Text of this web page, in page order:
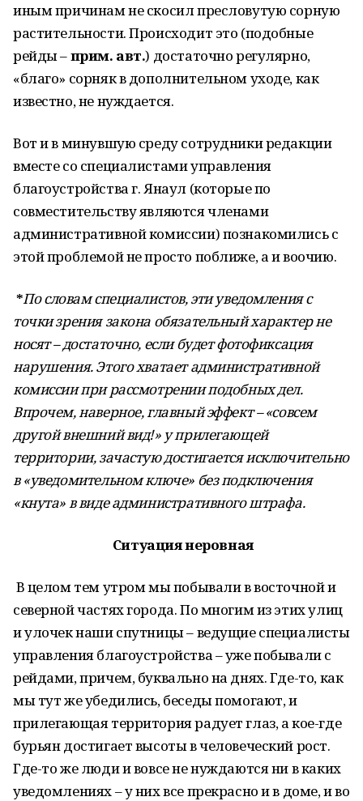
иным причинам не скосил пресловутую сорную
растительности. Происходит это (подобные
рейды –прим. авт.) достаточно регулярно,
«благо» сорняк в дополнительном уходе, как
известно, не нуждается.
Вот и в минувшую среду сотрудники редакции
вместе со специалистами управления
благоустройства г. Янаул (которые по
совместительству являются членами
административной комиссии) познакомились с
этой проблемой не просто поближе, а и воочию.
*По словам специалистов, эти уведомления с
точки зрения закона обязательный характер не
носят – достаточно, если будет фотофиксация
нарушения. Этого хватает административной
комиссии при рассмотрении подобных дел.
Впрочем, наверное, главный эффект – «совсем
другой внешний вид!» у прилегающей
территории, зачастую достигается исключительно
в «уведомительном ключе» без подключения
«кнута» в виде административного штрафа.
Ситуация неровная
В целом тем утром мы побывали в восточной и
северной частях города. По многим из этих улиц
и улочек наши спутницы – ведущие специалисты
управления благоустройства – уже побывали с
рейдами, причем, буквально на днях. Где-то, как
мы тут же убедились, беседы помогают, и
прилегающая территория радует глаз, а кое-где
бурьян достигает высоты в человеческий рост.
Где-то же люди и вовсе не нуждаются ни в каких
уведомлениях – у них все прекрасно и в доме, и во